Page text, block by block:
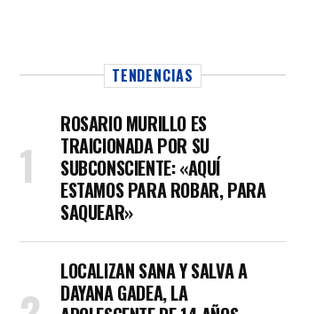
TENDENCIAS
ROSARIO MURILLO ES
TRAICIONADA POR SU
SUBCONSCIENTE: «AQUÍ
ESTAMOS PARA ROBAR, PARA
SAQUEAR»
LOCALIZAN SANA Y SALVA A
DAYANA GADEA, LA